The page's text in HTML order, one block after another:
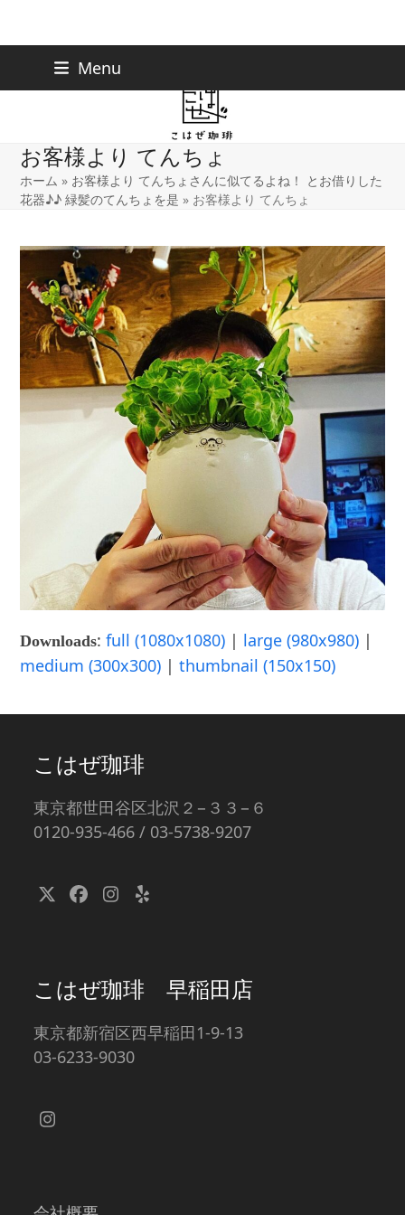
Menu
お客様より てんちょ
ホーム » お客様より てんちょさんに似てるよね！ とお借りした
花器♪♪ 緑髪のてんちょを是 » お客様より てんちょ
Downloads:full (1080x1080) | large (980x980) |
medium (300x300) |thumbnail (150x150)
こはぜ珈琲
東京都世田谷区北沢２−３３−６
0120-935-466 / 03-5738-9207
TwitterFacebook
Instagram
Yelp
こはぜ珈琲 早稲田店
東京都新宿区西早稲田1-9-13
03-6233-9030
Instagram